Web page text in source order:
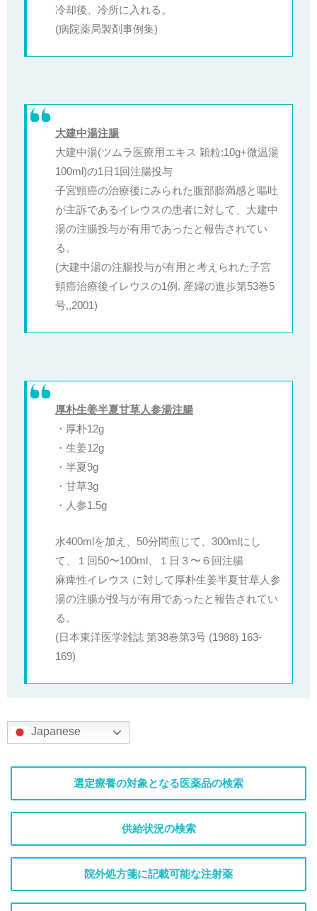
冷却後、冷所に入れる。
(病院薬局製剤事例集)
大建中湯注腸
大建中湯(ツムラ医療用エキス 穎粒:10g+微温湯
100ml)の1日1回注腸投与
子宮頸癌の治療後にみられた腹部膨満感と嘔吐
が主訴であるイレウスの患者に対して、大建中
湯の注腸投与が有用であったと報告されてい
る。
(大建中湯の注腸投与が有用と考えられた子宮
頸癌治療後イレウスの1例. 産婦の進歩第53巻5
号,,2001)
厚朴生姜半夏甘草人参湯注腸
・厚朴12g
・生姜12g
・半夏9g
・甘草3g
・人参1.5g
水400mlを加え、50分間煎じて、300mlにし
て、１回50〜100ml、１日３〜６回注腸
麻痺性イレウス に対して厚朴生姜半夏甘草人参
湯の注腸が投与が有用であったと報告されてい
る。
(日本東洋医学雑誌 第38巻第3号 (1988) 163-
169)
Japanese
選定療養の対象となる医薬品の検索
供給状況の検索
院外処方箋に記載可能な注射薬